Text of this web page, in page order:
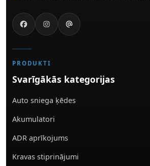
PRODUKTI
Svarīgākās kategorijas
Auto sniega ķēdes
Akumulatori
ADR aprīkojums
Kravas stiprinājumi